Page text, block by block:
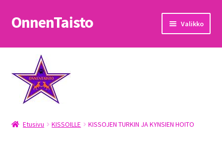
Siirry
navigointiin
Siirry
sisältöön
OnnenTaisto Valikko
Etusivu
Kassa
Oma tili
OnnenTaisto
Etusivu KISSOILLE KISSOJEN TURKIN JA KYNSIEN HOITO